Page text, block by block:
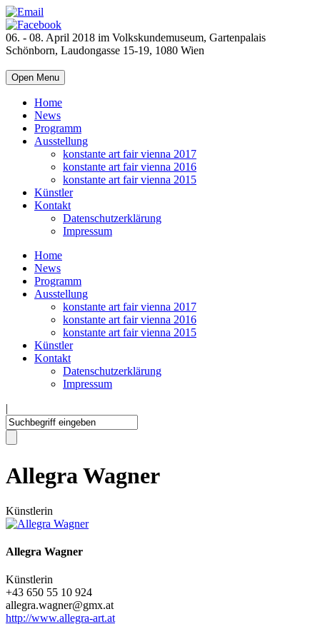
06. - 08. April 2018 im Volkskundemuseum, Gartenpalais
Schönborn, Laudongasse 15-19, 1080 Wien
Open Menu
Home
News
Programm
Ausstellung
konstante art fair vienna 2017
konstante art fair vienna 2016
konstante art fair vienna 2015
Künstler
Kontakt
Datenschutzerklärung
Impressum
Home
News
Programm
Ausstellung
konstante art fair vienna 2017
konstante art fair vienna 2016
konstante art fair vienna 2015
Künstler
Kontakt
Datenschutzerklärung
Impressum
|
Allegra Wagner
Künstlerin
Allegra Wagner
Künstlerin
+43 650 55 10 924
allegra.wagner@gmx.at
http://www.allegra-art.at